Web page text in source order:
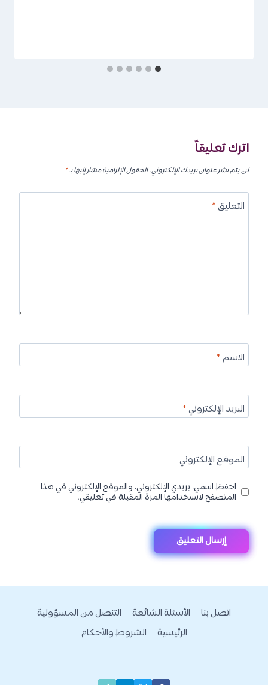
اترك تعليقاً
لن يتم نشر عنوان بريدك الإلكتروني.الحقول الإلزامية مشار إليها بـ*
التعليق*
الاسم*
البريد الإلكتروني*
الموقع الإلكتروني
احفظ اسمي، بريدي الإلكتروني، والموقع الإلكتروني في هذا
المتصفح لاستخدامها المرة المقبلة في تعليقي.
اتصل بنا الأسئلة الشائعة
التنصل من المسؤولية
الرئيسية
الشروط والأحكام